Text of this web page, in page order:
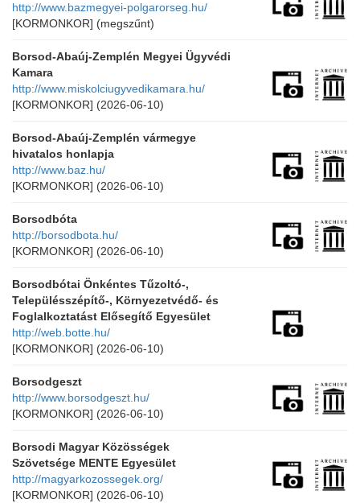
http://www.bazmegyei-polgarorseg.hu/
[KORMONKOR] (megszűnt)
Borsod-Abaúj-Zemplén Megyei Ügyvédi
Kamara
http://www.miskolciugyvedikamara.hu/
[KORMONKOR] (2026-06-10)
Borsod-Abaúj-Zemplén vármegye
hivatalos honlapja
http://www.baz.hu/
[KORMONKOR] (2026-06-10)
Borsodbóta
http://borsodbota.hu/
[KORMONKOR] (2026-06-10)
Borsodbótai Önkéntes Tűzoltó-,
Településszépítő-, Környezetvédő- és
Foglalkoztatást Elősegítő Egyesület
http://web.botte.hu/
[KORMONKOR] (2026-06-10)
Borsodgeszt
http://www.borsodgeszt.hu/
[KORMONKOR] (2026-06-10)
Borsodi Magyar Közösségek
Szövetsége MENTE Egyesület
http://magyarkozossegek.org/
[KORMONKOR] (2026-06-10)